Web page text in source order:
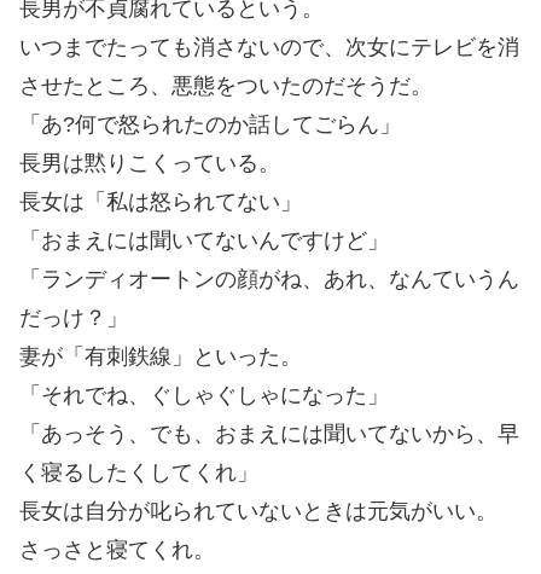
長男が不貞腐れているという。
いつまでたっても消さないので、次女にテレビを消
させたところ、悪態をついたのだそうだ。
「あ?何で怒られたのか話してごらん」
長男は黙りこくっている。
長女は「私は怒られてない」
「おまえには聞いてないんですけど」
「ランディオートンの顔がね、あれ、なんていうん
だっけ？」
妻が「有刺鉄線」といった。
「それでね、ぐしゃぐしゃになった」
「あっそう、でも、おまえには聞いてないから、早
く寝るしたくしてくれ」
長女は自分が叱られていないときは元気がいい。
さっさと寝てくれ。